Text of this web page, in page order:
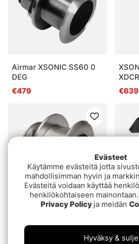
Airmar XSONIC SS60 0
DEG
€479
€639
DEG
With
1.5'' X
Evästeet
Käytämme evästeitä jotta
mahdollisimman hyvin ja
Evästeitä voidaan käyttää
henkilökohtaiseen
Privacy Policy ja meidän
Hyväksy & sulje